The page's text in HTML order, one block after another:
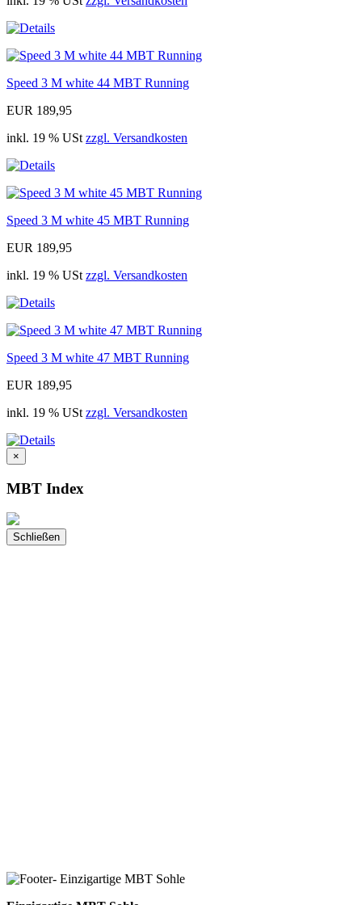
Speed 3 M white 44 MBT Running
EUR 189,95
inkl. 19 % USt zzgl. Versandkosten
Speed 3 M white 45 MBT Running
EUR 189,95
inkl. 19 % USt zzgl. Versandkosten
Speed 3 M white 47 MBT Running
EUR 189,95
inkl. 19 % USt zzgl. Versandkosten
×
MBT Index
Schließen